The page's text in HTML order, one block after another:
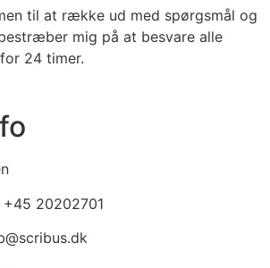
til at række ud med spørgsmål og
mig på at besvare alle
24 timer.
20202701